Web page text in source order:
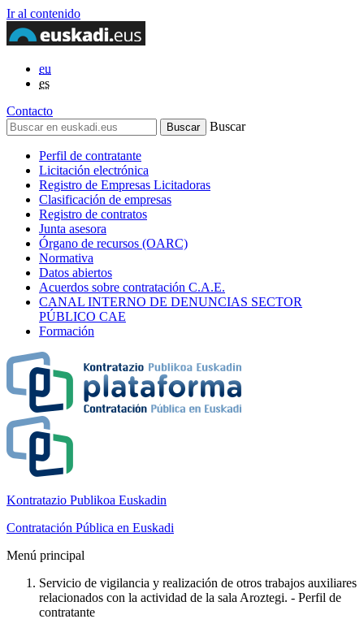
Ir al contenido
eu
es
Contacto
Buscar
Perfil de contratante
Licitación electrónica
Registro de Empresas Licitadoras
Clasificación de empresas
Registro de contratos
Junta asesora
Órgano de recursos (OARC)
Normativa
Datos abiertos
Acuerdos sobre contratación C.A.E.
CANAL INTERNO DE DENUNCIAS SECTOR
PÚBLICO CAE
Formación
Kontratazio Publikoa Euskadin
Contratación Pública en Euskadi
Menú principal
Servicio de vigilancia y realización de otros trabajos auxiliares
relacionados con la actividad de la sala Aroztegi. - Perfil de
contratante